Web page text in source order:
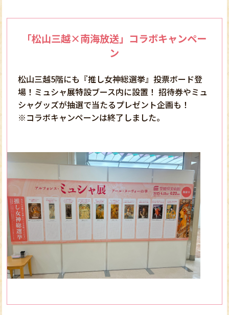
「松山三越×南海放送」コラボキャンペー
ン
松山三越5階にも『推し女神総選挙』投票ボード登
場！ミュシャ展特設ブース内に設置！ 招待券やミュ
シャグッズが抽選で当たるプレゼント企画も！
※コラボキャンペーンは終了しました。